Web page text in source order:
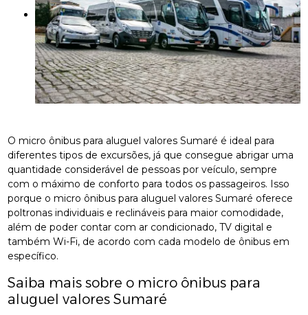
O micro ônibus para aluguel valores Sumaré é ideal para
diferentes tipos de excursões, já que consegue abrigar uma
quantidade considerável de pessoas por veículo, sempre
com o máximo de conforto para todos os passageiros. Isso
porque o micro ônibus para aluguel valores Sumaré oferece
poltronas individuais e reclináveis para maior comodidade,
além de poder contar com ar condicionado, TV digital e
também Wi-Fi, de acordo com cada modelo de ônibus em
específico.
Saiba mais sobre o micro ônibus para
aluguel valores Sumaré